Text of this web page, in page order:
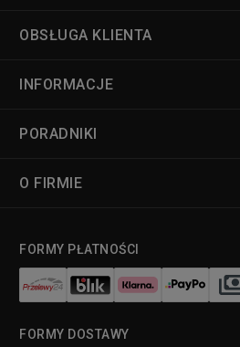
OBSŁUGA KLIENTA
INFORMACJE
PORADNIKI
O FIRMIE
FORMY PŁATNOŚCI
FORMY DOSTAWY